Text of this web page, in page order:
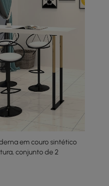
em couro sintético
conjunto de 2